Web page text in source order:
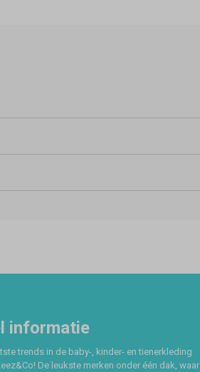
informatie
trends in de baby-, kinder- en tienerkleding
De leukste merken onder één dak, waar